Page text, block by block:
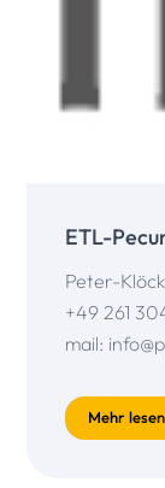
ETL-
Peter-
+49 261
mail:
Mehr lesen